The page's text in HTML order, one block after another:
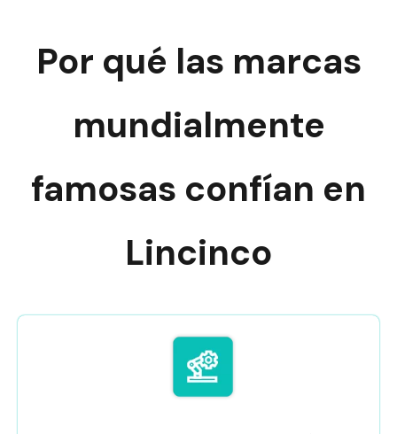
Por qué las marcas
mundialmente
famosas confían en
Lincinco